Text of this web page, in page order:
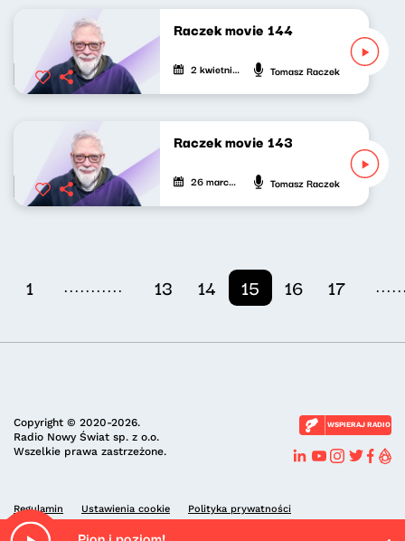
Raczek movie 144
2 kwietnia 2023 Tomasz Raczek
Raczek movie 143
26 marca 2023 Tomasz Raczek
1 ........... 13 14 15 16 17
Copyright © 2020-2026.
Radio Nowy Świat sp. z o.o.
Wszelkie prawa zastrzeżone.
WSPIERAJ RADIO
Regulamin Ustawienia cookie Polityka prywatności